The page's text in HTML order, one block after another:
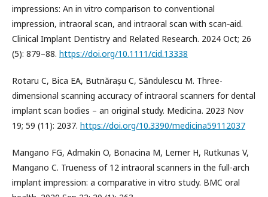
impressions: An in vitro comparison to conventional
impression, intraoral scan, and intraoral scan with scan‐aid.
Clinical Implant Dentistry and Related Research. 2024 Oct; 26
(5): 879–88. https://doi.org/10.1111/cid.13338
Rotaru C, Bica EA, Butnărașu C, Săndulescu M. Three-
dimensional scanning accuracy of intraoral scanners for dental
implant scan bodies – an original study. Medicina. 2023 Nov
19; 59 (11): 2037. https://doi.org/10.3390/medicina59112037
Mangano FG, Admakin O, Bonacina M, Lerner H, Rutkunas V,
Mangano C. Trueness of 12 intraoral scanners in the full-arch
implant impression: a comparative in vitro study. BMC oral